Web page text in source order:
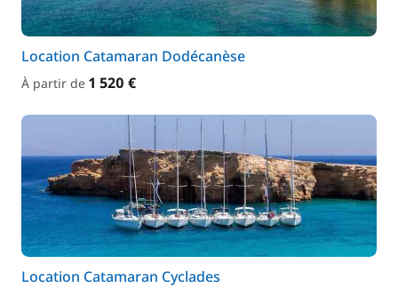
Location Catamaran Dodécanèse
À partir de 1 520 €
Location Catamaran Cyclades